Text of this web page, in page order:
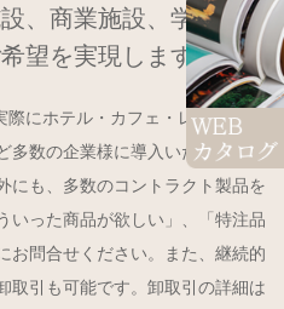
、商業施設、学校法人
望を実現します
にホテル・カフェ・レストラ
多数の企業様に導入いただいてお
にも、多数のコントラクト製品を
いった商品が欲しい」、「特注品
お問合せください。また、継続的
取引も可能です。卸取引の詳細は